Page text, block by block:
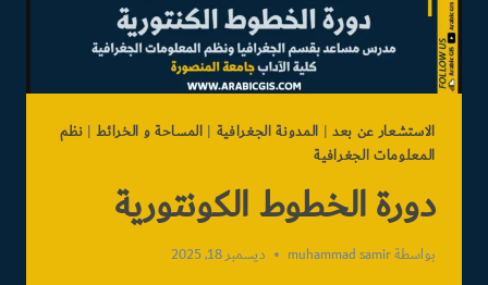
الاستشعار عن بعد| المدونة الجغرافية | المساحة و الخرائط | نظم
المعلومات الجغرافية
دورة الخطوط الكونتورية
بواسطةmuhammad samir ديسمبر 18, 2025